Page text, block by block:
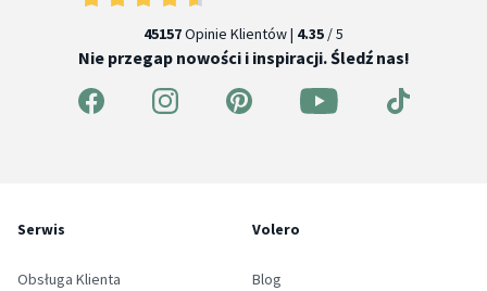
45157Opinie Klientów | 4.35 / 5
Nie przegap nowości i inspiracji. Śledź nas!
Serwis
Obsługa Klienta
Volero
Blog